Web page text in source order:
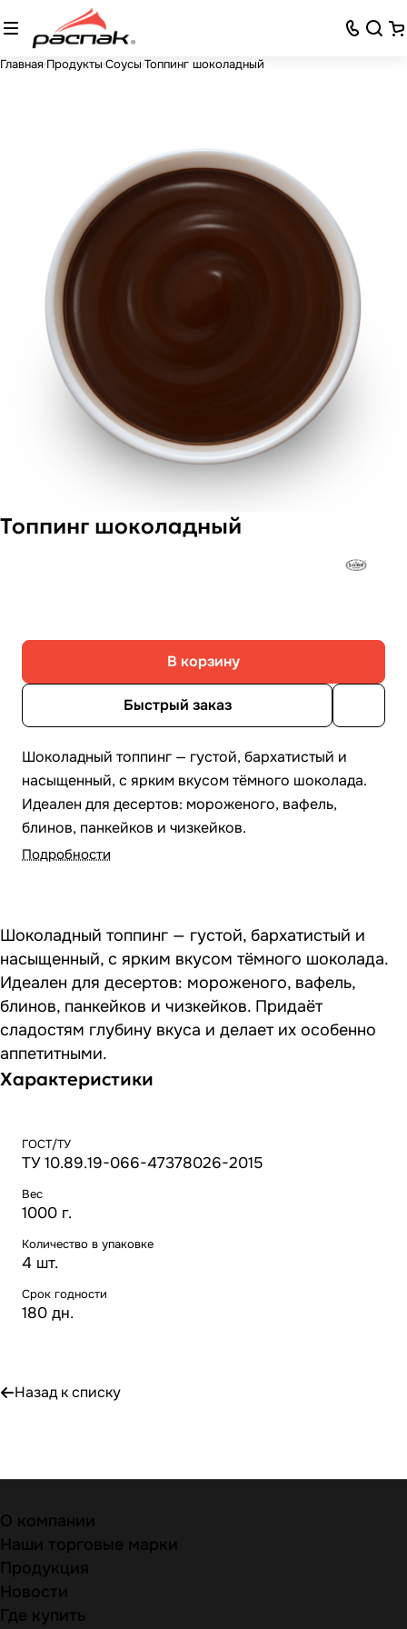
Главная Продукты Соусы Топпинг шоколадный
Топпинг шоколадный
В корзину
Быстрый заказ
Шоколадный топпинг — густой, бархатистый и
насыщенный, с ярким вкусом тёмного шоколада.
Идеален для десертов: мороженого, вафель,
блинов, панкейков и чизкейков.
Подробности
Шоколадный топпинг — густой, бархатистый и
насыщенный, с ярким вкусом тёмного шоколада.
Идеален для десертов: мороженого, вафель,
блинов, панкейков и чизкейков. Придаёт
сладостям глубину вкуса и делает их особенно
аппетитными.
Характеристики
ГОСТ/ТУ
ТУ 10.89.19-066-47378026-2015
Вес
1000 г.
Количество в упаковке
4 шт.
Срок годности
180 дн.
Назад к списку
О компании
Наши торговые марки
Продукция
Новости
Где купить